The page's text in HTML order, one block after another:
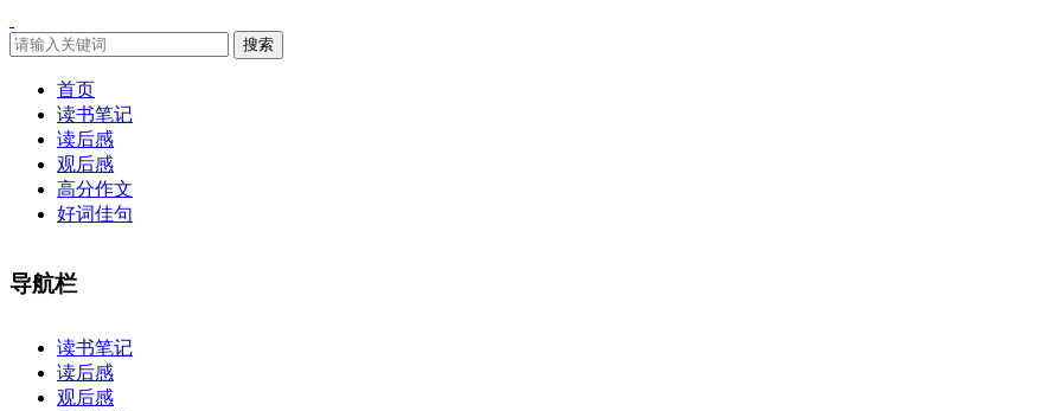
搜索
首页
读书笔记
读后感
观后感
高分作文
好词佳句
导航栏
读书笔记
读后感
观后感